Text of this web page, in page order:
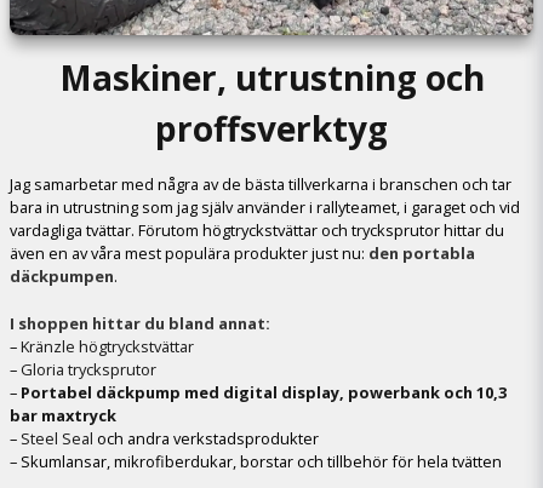
Maskiner, utrustning och
proffsverktyg
Jag samarbetar med några av de bästa tillverkarna i branschen och tar
bara in utrustning som jag själv använder i rallyteamet, i garaget och vid
vardagliga tvättar. Förutom högtryckstvättar och trycksprutor hittar du
även en av våra mest populära produkter just nu: den portabla
däckpumpen.
I shoppen hittar du bland annat:
–Kränzle högtryckstvättar
– Gloria trycksprutor
– Portabel däckpump med digital display, powerbank och 10,3
bar maxtryck
– Steel Seal och andra verkstadsprodukter
– Skumlansar, mikrofiberdukar, borstar och tillbehör för hela tvätten